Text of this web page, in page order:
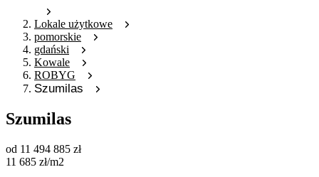
Lokale użytkowe
pomorskie
gdański
Kowale
ROBYG
Szumilas
Szumilas
od 11 494 885 zł
11 685 zł/m2